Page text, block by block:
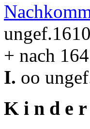
+ nach
I. oo
K i n d e r